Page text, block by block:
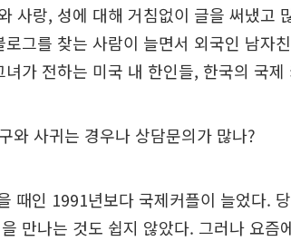
사랑, 성에 대해 거침없이 글을 써냈고
그를 찾는 사람이 늘면서 외국인 남자
가 전하는 미국 내 한인들, 한국의 국
와 사귀는 경우나 상담문의가 많나?
때인 1991년보다 국제커플이 늘었다.
만나는 것도 쉽지 않았다. 그러나 요즘